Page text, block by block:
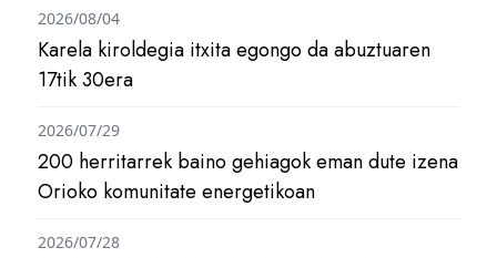
Karela kiroldegia itxita egongo da abuztuaren
17tik 30era
2026/08/04
200 herritarrek baino gehiagok eman dute izena
Orioko komunitate energetikoan
2026/07/29
2026/07/28